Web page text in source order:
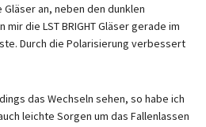
an, neben den dunklen
die LST BRIGHT Gläser gerade im
Durch die Polarisierung verbessert
das Wechseln sehen, so habe ich
leichte Sorgen um das Fallenlassen